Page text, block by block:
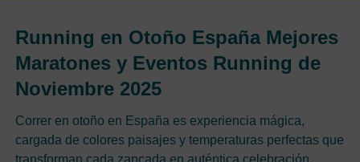
Running en Otoño España Mejores
Maratones y Eventos Running de
Noviembre 2025
Correr en otoño en España es experiencia mágica,
cargada de colores paisajes y temperaturas perfectas que
transforman cada zancada en auténtica celebración.